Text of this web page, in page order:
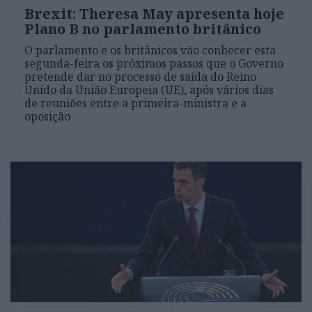
Brexit: Theresa May apresenta hoje
Plano B no parlamento britânico
O parlamento e os britânicos vão conhecer esta
segunda-feira os próximos passos que o Governo
pretende dar no processo de saída do Reino
Unido da União Europeia (UE), após vários dias
de reuniões entre a primeira-ministra e a
oposição